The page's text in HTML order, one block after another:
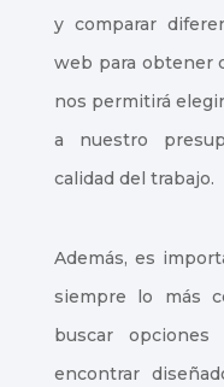
y comparar
web para obtener
nos permitirá
a nuestro
calidad del trabajo.
Además, es
siempre lo más
buscar opciones
encontrar